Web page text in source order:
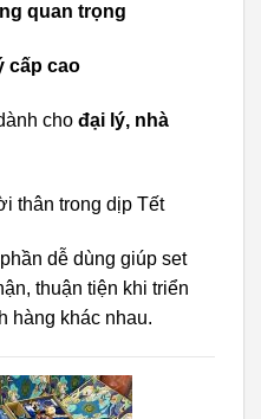
quan trọng
cấp cao
cho đại lý, nhà
thân trong dịp Tết
dễ dùng giúp set
thuận tiện khi triển
hàng khác nhau.